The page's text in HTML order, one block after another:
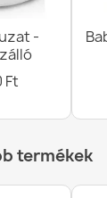
-
Ft
termékek